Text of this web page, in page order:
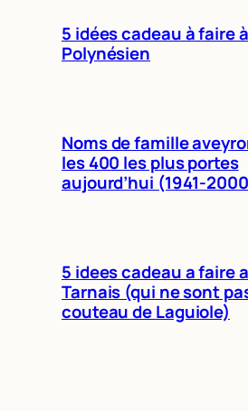
5 idées cadeau à faire
Polynésien
Noms de famille
les 400 les plus portes
aujourd’hui (1941-
5 idees cadeau a faire
Tarnais (qui ne sont
couteau de Laguiole)